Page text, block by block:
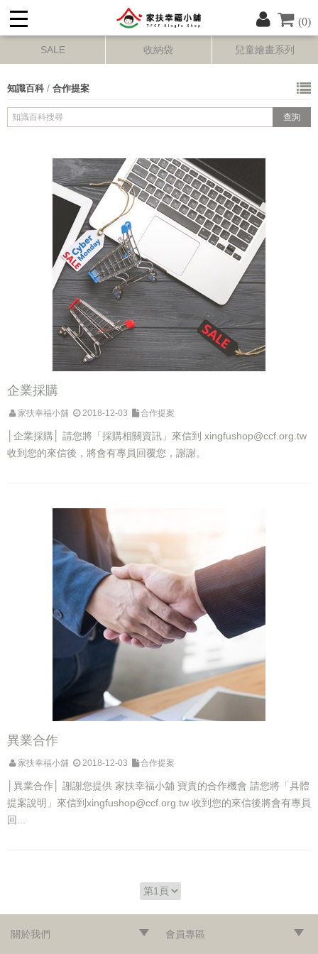
(0)
SALE 收納袋 兒童繪畫系列
知識百科 / 合作提案
企業採購
家扶幸福小舖 2018-12-03 合作提案
│企業採購│ 請您將「採購相關資訊」來信到 xingfushop@ccf.org.tw
收到您的來信後，將會有專員回覆您，謝謝。
異業合作
家扶幸福小舖 2018-12-03 合作提案
│異業合作│ 謝謝您提供 家扶幸福小舖 寶貴的合作機會 請您將「具體
提案說明」來信到 xingfushop@ccf.org.tw 收到您的來信後將會有專員
回...
關於我們 會員專區